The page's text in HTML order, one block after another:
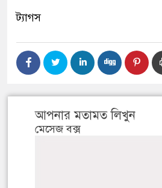
ট্যাগস
আপনার মতামত লিখুন
মেসেজ বক্স